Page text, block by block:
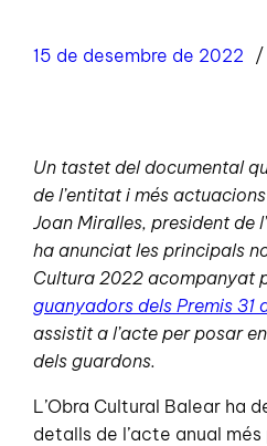
15 de desembre de 2022
Un tastet del documental
de l’entitat i més
Joan Miralles, president de
ha anunciat les principals
Cultura 2022 acompanyat
guanyadors dels Premis 31
assistit a l’acte per posar
dels guardons.
L’Obra Cultural Balear ha
detalls de l’acte anual